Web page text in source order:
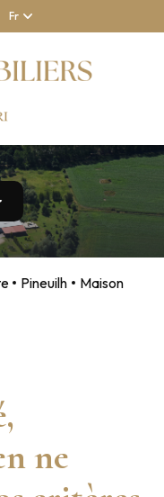
Fr
Pineuilh
Maison
ne